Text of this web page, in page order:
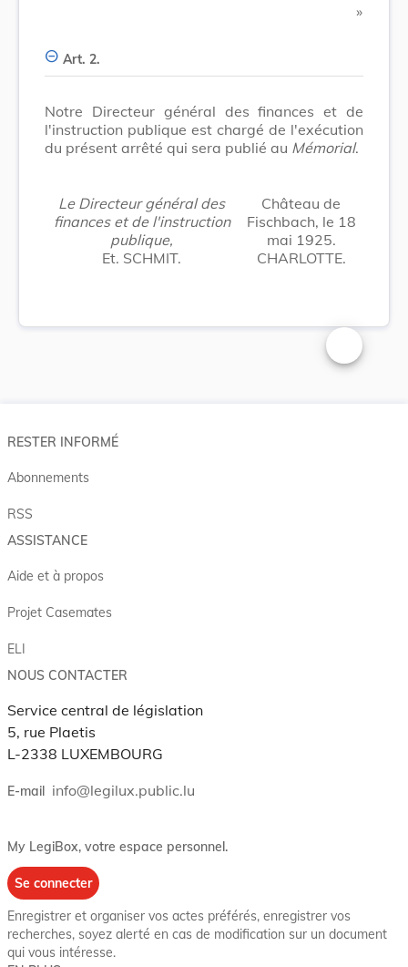
​ »
Art. 2.
Notre Directeur général des finances et de
l'instruction publique est chargé de l'exécution
du présent arrêté qui sera publié au Mémorial.
Le Directeur général des
finances et de l'instruction
publique,
Et. SCHMIT.
Château de
Fischbach, le 18
mai 1925.
CHARLOTTE.
Changer la
RESTER INFORMÉ
Abonnements
RSS
ASSISTANCE
Aide et à propos
Projet Casemates
ELI
NOUS CONTACTER
Service central de législation
5, rue Plaetis
L-2338 LUXEMBOURG
E-mail info@legilux.public.lu
My LegiBox, votre espace personnel.
Se connecter
Enregistrer et organiser vos actes préférés, enregistrer vos
recherches, soyez alerté en cas de modification sur un document
qui vous intéresse.